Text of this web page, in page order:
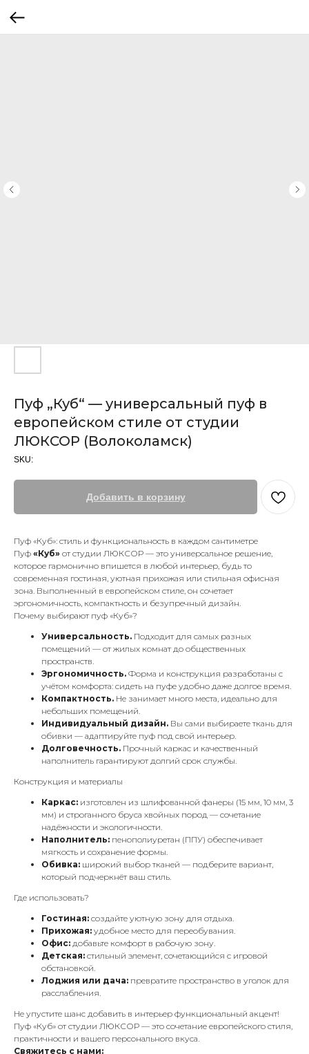
Пуф „Куб“ — универсальный пуф в
европейском стиле от студии
ЛЮКСОР (Волоколамск)
SKU:
Добавить в корзину
Пуф «Куб»: стиль и функциональность в каждом сантиметре
Пуф «Куб» от студии ЛЮКСОР — это универсальное решение,
которое гармонично впишется в любой интерьер, будь то
современная гостиная, уютная прихожая или стильная офисная
зона. Выполненный в европейском стиле, он сочетает
эргономичность, компактность и безупречный дизайн.
Почему выбирают пуф «Куб»?
Универсальность. Подходит для самых разных
помещений — от жилых комнат до общественных
пространств.
Эргономичность. Форма и конструкция разработаны с
учётом комфорта: сидеть на пуфе удобно даже долгое время.
Компактность. Не занимает много места, идеально для
небольших помещений.
Индивидуальный дизайн. Вы сами выбираете ткань для
обивки — адаптируйте пуф под свой интерьер.
Долговечность. Прочный каркас и качественный
наполнитель гарантируют долгий срок службы.
Конструкция и материалы
Каркас: изготовлен из шлифованной фанеры (15 мм, 10 мм, 3
мм) и строганного бруса хвойных пород — сочетание
надёжности и экологичности.
Наполнитель: пенополиуретан (ППУ) обеспечивает
мягкость и сохранение формы.
Обивка: широкий выбор тканей — подберите вариант,
который подчеркнёт ваш стиль.
Где использовать?
Гостиная: создайте уютную зону для отдыха.
Прихожая: удобное место для переобувания.
Офис: добавьте комфорт в рабочую зону.
Детская: стильный элемент, сочетающийся с игровой
обстановкой.
Лоджия или дача: превратите пространство в уголок для
расслабления.
Не упустите шанс добавить в интерьер функциональный акцент!
Пуф «Куб» от студии ЛЮКСОР — это сочетание европейского стиля,
практичности и вашего персонального вкуса.
Свяжитесь с нами: